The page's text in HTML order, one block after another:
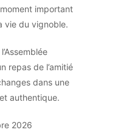
important
vie du vignoble.
repas de l’amitié
dans une
authentique.
2026